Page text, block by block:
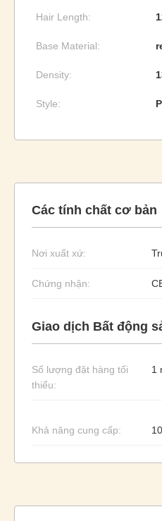
Hair Length:
Base Material:
Density:
Style:
Các tính chất cơ bản
Nơi xuất xứ:
Chứng nhận:
Giao dịch Bất động
Số lượng đặt hàng tối
thiểu:
1
Khả năng cung cấp: